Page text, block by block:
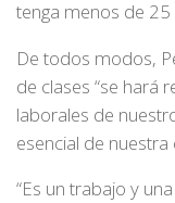
tenga menos de 25
De todos modos,
de clases “se hará
laborales de
esencial de nuestra
“Es un trabajo y